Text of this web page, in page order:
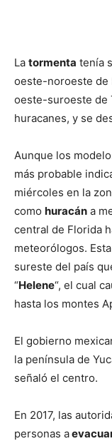
La tormenta tenía
oeste-noroeste de
oeste-suroeste de
huracanes, y se
Aunque los
más probable
miércoles en la
como huracán a
central de Florida
meteorólogos.
sureste del país
“Helene“, el cual
hasta los montes
El gobierno
la península de
señaló el centro.
En 2017, las
personas a